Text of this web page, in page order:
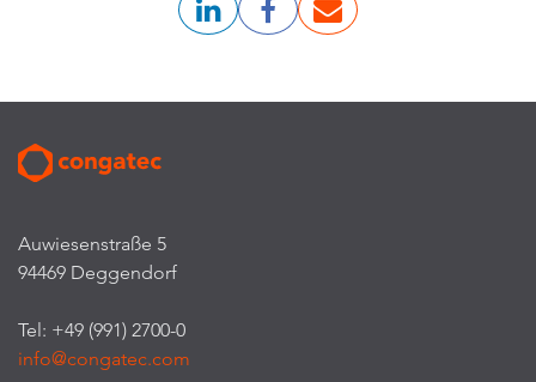
Auwiesenstraße 5
94469 Deggendorf
Tel: +49 (991) 2700-0
info@congatec.com